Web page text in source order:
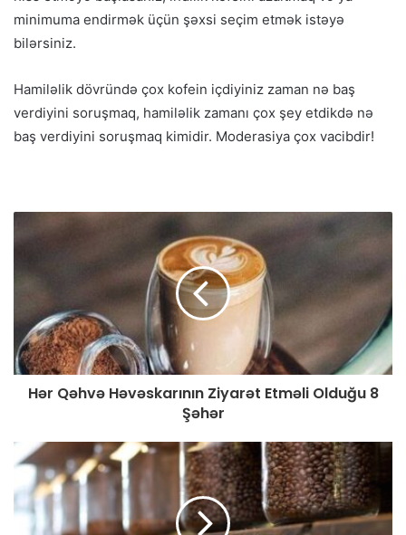
minimuma endirmək üçün şəxsi seçim etmək istəyə
bilərsiniz.
Hamiləlik dövründə çox kofein içdiyiniz zaman nə baş
verdiyini soruşmaq, hamiləlik zamanı çox şey etdikdə nə
baş verdiyini soruşmaq kimidir. Moderasiya çox vacibdir!
Hər Qəhvə Həvəskarının Ziyarət Etməli Olduğu 8
Şəhər